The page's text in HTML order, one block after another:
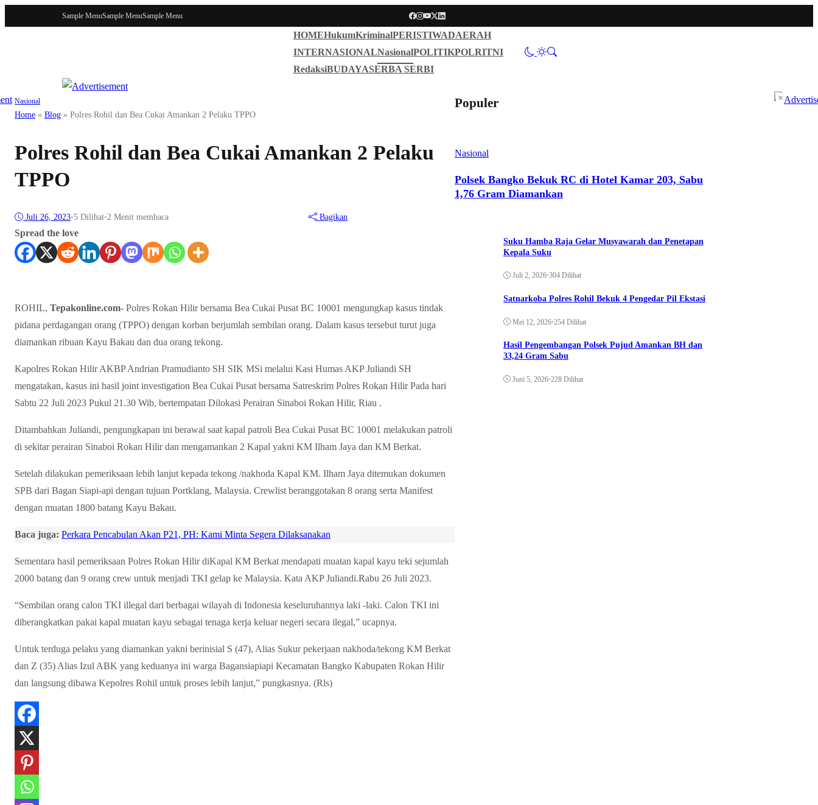
Sample MenuSample MenuSample Menu
HOMEHukumKriminalPERISTIWADAERAH
INTERNASIONALNasionalPOLITIKPOLRITNI
RedaksiBUDAYASERBA SERBI
Nasional
Home » Blog » Polres Rohil dan Bea Cukai Amankan 2 Pelaku TPPO
Polres Rohil dan Bea Cukai Amankan 2 Pelaku
TPPO
Juli 26, 2023•5 Dilihat•2 Menit membaca Bagikan
Spread the love
ROHIL, Tepakonline.com- Polres Rokan Hilir bersama Bea Cukai Pusat BC 10001 mengungkap kasus tindak
pidana perdagangan orang (TPPO) dengan korban berjumlah sembilan orang. Dalam kasus tersebut turut juga
diamankan ribuan Kayu Bakau dan dua orang tekong.
Kapolres Rokan Hilir AKBP Andrian Pramudianto SH SIK MSi melalui Kasi Humas AKP Juliandi SH
mengatakan, kasus ini hasil joint investigation Bea Cukai Pusat bersama Satreskrim Polres Rokan Hilir Pada hari
Sabtu 22 Juli 2023 Pukul 21.30 Wib, bertempatan Dilokasi Perairan Sinaboi Rokan Hilir, Riau .
Ditambahkan Juliandi, pengungkapan ini berawal saat kapal patroli Bea Cukai Pusat BC 10001 melakukan patroli
di sekitar perairan Sinaboi Rokan Hilir dan mengamankan 2 Kapal yakni KM Ilham Jaya dan KM Berkat.
Setelah dilakukan pemeriksaan lebih lanjut kepada tekong /nakhoda Kapal KM. Ilham Jaya ditemukan dokumen
SPB dari Bagan Siapi-api dengan tujuan Portklang, Malaysia. Crewlist beranggotakan 8 orang serta Manifest
dengan muatan 1800 batang Kayu Bakau.
Baca juga: Perkara Pencabulan Akan P21, PH: Kami Minta Segera Dilaksanakan
Sementara hasil pemeriksaan Polres Rokan Hilir diKapal KM Berkat mendapati muatan kapal kayu teki sejumlah
2000 batang dan 9 orang crew untuk menjadi TKI gelap ke Malaysia. Kata AKP Juliandi.Rabu 26 Juli 2023.
“Sembilan orang calon TKI illegal dari berbagai wilayah di Indonesia keseluruhannya laki -laki. Calon TKI ini
diberangkatkan pakai kapal muatan kayu sebagai tenaga kerja keluar negeri secara ilegal,” ucapnya.
Untuk terduga pelaku yang diamankan yakni berinisial S (47), Alias Sukur pekerjaan nakhoda/tekong KM Berkat
dan Z (35) Alias Izul ABK yang keduanya ini warga Bagansiapiapi Kecamatan Bangko Kabupaten Rokan Hilir
dan langsung dibawa Kepolres Rohil untuk proses lebih lanjut,” pungkasnya. (Rls)
Populer
Nasional
Polsek Bangko Bekuk RC di Hotel Kamar 203, Sabu
1,76 Gram Diamankan
Suku Hamba Raja Gelar Musyawarah dan Penetapan
Kepala Suku
Juli 2, 2026•304 Dilihat
Satnarkoba Polres Rohil Bekuk 4 Pengedar Pil Ekstasi
Mei 12, 2026•254 Dilihat
Hasil Pengembangan Polsek Pujud Amankan BH dan
33,24 Gram Sabu
Juni 5, 2026•228 Dilihat
×